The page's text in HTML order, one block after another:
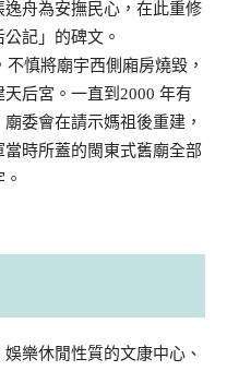
舟為安撫民心，在此重修
記」的碑文。
慎將廟宇西側廂房燒毀，
后宮。一直到2000 年有
委會在請示媽祖後重建，
時所蓋的閩東式舊廟全部
樂休閒性質的文康中心、